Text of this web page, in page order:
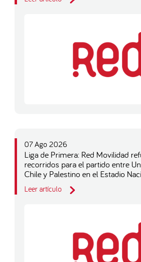
07 Ago 2026
Liga de Primera: Red Movilidad
recorridos para el partido entre
Chile y Palestino en el Estadio
Leer artículo